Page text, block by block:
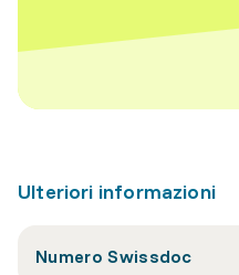
Ulteriori informazioni
Numero Swissdoc